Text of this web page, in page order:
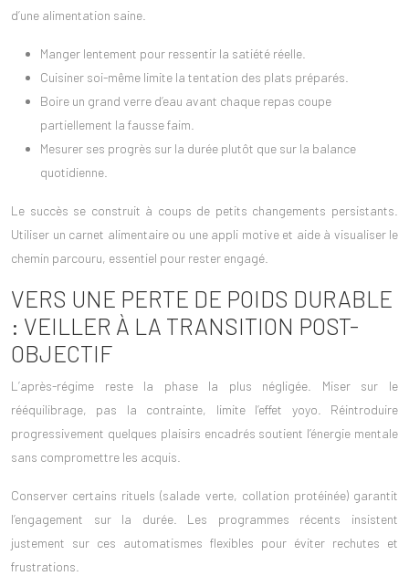
d’une alimentation saine.
Manger lentement pour ressentir la satiété réelle.
Cuisiner soi-même limite la tentation des plats préparés.
Boire un grand verre d’eau avant chaque repas coupe
partiellement la fausse faim.
Mesurer ses progrès sur la durée plutôt que sur la balance
quotidienne.
Le succès se construit à coups de petits changements persistants.
Utiliser un carnet alimentaireou une appli motive et aide à visualiser le
chemin parcouru, essentiel pour rester engagé.
VERS UNE PERTE DE POIDS DURABLE
: VEILLER À LA TRANSITION POST-
OBJECTIF
L’après-régime reste la phase la plus négligée. Miser sur le
rééquilibrage, pas la contrainte, limite l’effet yoyo. Réintroduire
progressivement quelques plaisirs encadrés soutient l’énergie mentale
sans compromettre les acquis.
Conserver certains rituels (salade verte, collation protéinée) garantit
l’engagement sur la durée. Les programmes récents insistent
justement sur ces automatismes flexibles pour éviter rechutes et
frustrations.